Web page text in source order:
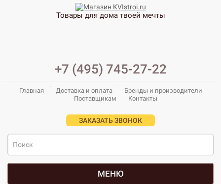
Товары для дома твоей мечты
+7 (495) 745-27-22
Главная Доставка и оплата
Бренды и производители
Поставщикам
Контакты
ЗАКАЗАТЬ ЗВОНОК
МЕНЮ